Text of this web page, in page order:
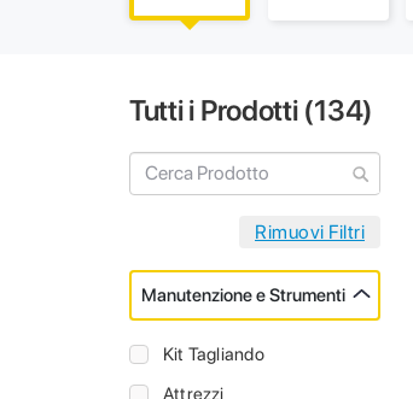
Tutti i Prodotti (134)
Manutenzione e Strumenti
Kit Tagliando
Attrezzi